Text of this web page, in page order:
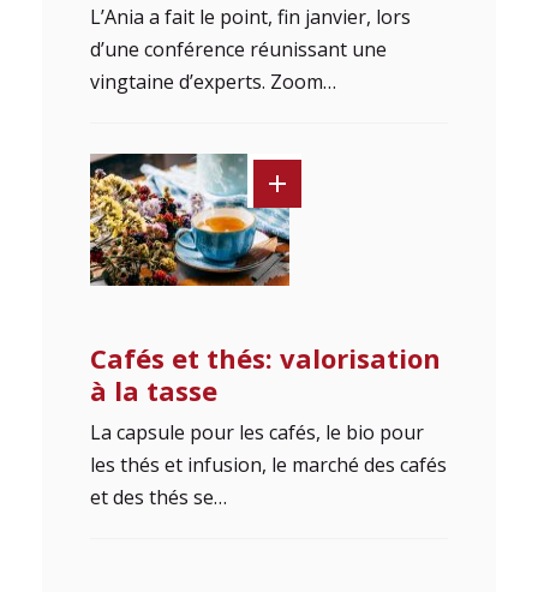
L’Ania a fait le point, fin janvier, lors
d’une conférence réunissant une
vingtaine d’experts. Zoom…
Cafés et thés: valorisation
à la tasse
La capsule pour les cafés, le bio pour
les thés et infusion, le marché des cafés
et des thés se…